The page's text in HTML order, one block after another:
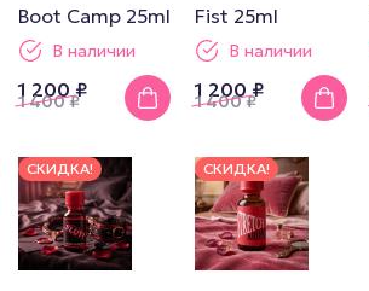
Boot Camp 25ml
В наличии
1 200 ₽
1 400₽
Fist 25ml
В наличии
1 200 ₽
1 400₽
СКИДКА! СКИДКА!